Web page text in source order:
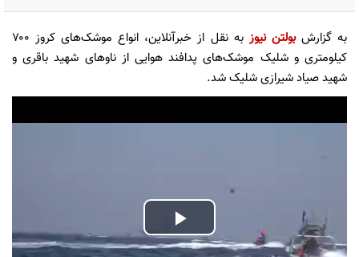
به گزارشبولتن نیوز
به نقل از خبرآنلاین، انواع موشک‌های کروز ۷۰۰
کیلومتری و شلیک موشک‌های پدافند هوایی از ناوهای شهید باقری و
شهید صیاد شیرازی شلیک شد.
Play